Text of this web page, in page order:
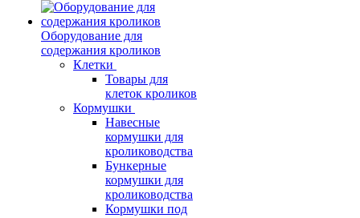
Оборудование для
содержания кроликов
Клетки
Товары для
клеток кроликов
Кормушки
Навесные
кормушки для
кролиководства
Бункерные
кормушки для
кролиководства
Кормушки под